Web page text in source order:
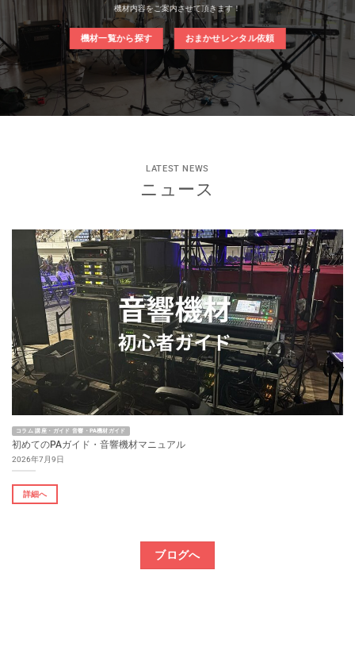
機材内容をご案内させて頂きます！
機材一覧から探す おまかせレンタル依頼
LATEST NEWS
ニュース
コラム 講座・ガイド 音響・PA機材ガイド
初めてのPAガイド・音響機材マニュアル
2026年7月9日
詳細へ
ブログへ